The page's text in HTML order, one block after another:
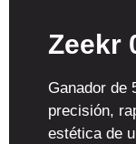
Zeekr
Ganador de
precisión,
estética de